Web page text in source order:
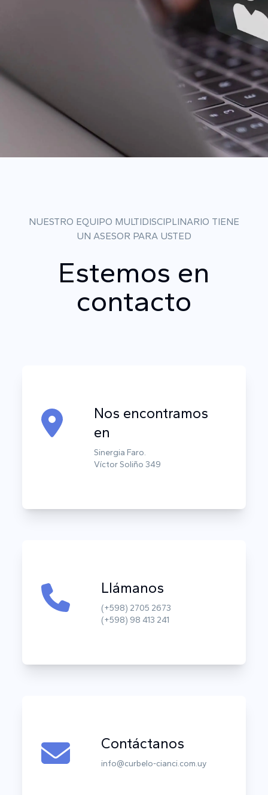
NUESTRO EQUIPO MULTIDISCIPLINARIO TIENE
UN ASESOR PARA USTED
Estemos en
contacto
Nos encontramos
en
Sinergia Faro.
Víctor Soliño 349
Llámanos
(+598) 2705 2673
(+598) 98 413 241
Contáctanos
info@curbelo-cianci.com.uy